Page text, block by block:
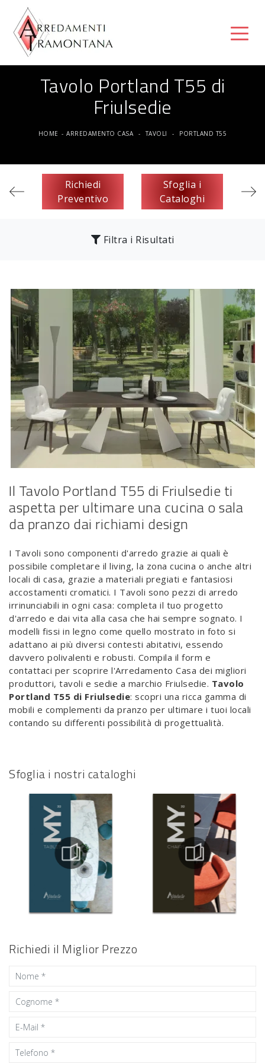
Tavolo Portland T55 di
Friulsedie
HOME - ARREDAMENTO CASA - TAVOLI - PORTLAND T55
Richiedi
Preventivo
Sfoglia i
Cataloghi
Filtra i Risultati
Il Tavolo Portland T55 di Friulsedie ti
aspetta per ultimare una cucina o sala
da pranzo dai richiami design
I Tavoli sono componenti d'arredo grazie ai quali è
possibile completare il living, la zona cucina o anche altri
locali di casa, grazie a materiali pregiati e fantasiosi
accostamenti cromatici. I Tavoli sono pezzi di arredo
irrinunciabili in ogni casa: completa il tuo progetto
d'arredo e dai vita alla casa che hai sempre sognato. I
modelli fissi in legno come quello mostrato in foto si
adattano ai più diversi contesti abitativi, essendo
davvero polivalenti e robusti. Compila il form e
contattaci per scoprire l'Arredamento Casa dei migliori
produttori, tavoli e sedie a marchio Friulsedie. Tavolo
Portland T55 di Friulsedie: scopri una ricca gamma di
mobili e complementi da pranzo per ultimare i tuoi locali
contando su differenti possibilità di progettualità.
Sfoglia i nostri cataloghi
Richiedi il Miglior Prezzo